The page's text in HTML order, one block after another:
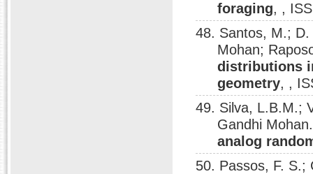
foraging, ,
48. Santos, M.;
Mohan;
distributions
geometry, ,
49. Silva, L.B.M.;
Gandhi
analog
50. Passos, F. S.;